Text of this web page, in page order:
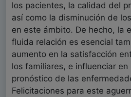
los pacientes, la calidad del
así como la disminución de
en este ámbito. De hecho, la
fluida relación es esencial
aumento en la satisfacción
los familiares, e influenciar en
pronóstico de las
Felicitaciones para este